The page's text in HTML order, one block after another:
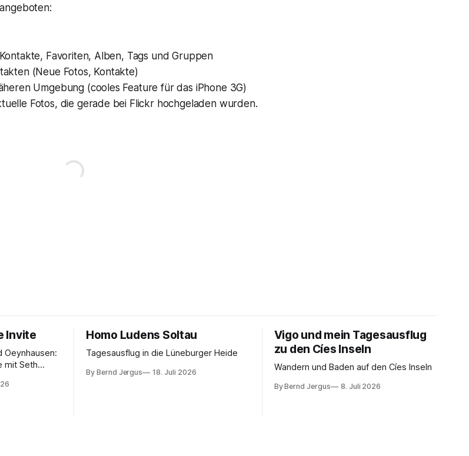
Favoriten, Alben, Tags und Gruppen
(Neue Fotos, Kontakte)
Umgebung (cooles Feature für das iPhone 3G)
Fotos, die gerade bei Flickr hochgeladen wurden.
Invite
Oeynhausen:
mit Seth
Comedy, 8,5
Homo Ludens Soltau
Tagesausflug in die Lüneburger Heide
By Bernd Jergus 18. Juli 2026
Vigo und mein Tagesausflug
zu den Cíes Inseln
Wandern und Baden auf den Cíes Inseln
By Bernd Jergus 8. Juli 2026